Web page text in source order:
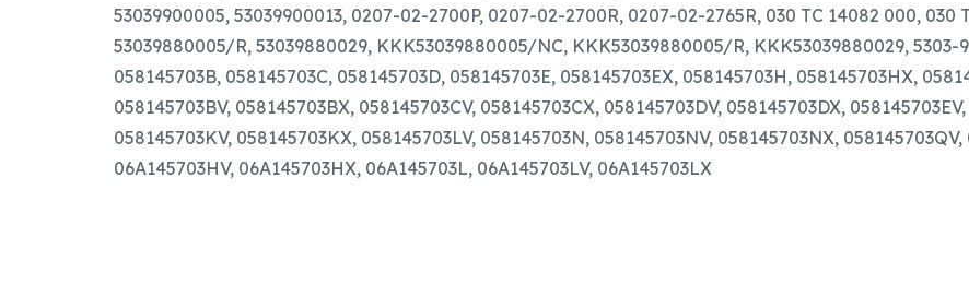
53039900005, 53039900013, 0207-02-2700P, 0207-02-2700R, 0207-02-2765R, 030 TC 14082 000, 030
53039880005/R, 53039880029, KKK53039880005/NC, KKK53039880005/R, KKK53039880029,
058145703B, 058145703C, 058145703D, 058145703E, 058145703EX, 058145703H, 058145703HX,
058145703BV, 058145703BX, 058145703CV, 058145703CX, 058145703DV, 058145703DX,
058145703KV, 058145703KX, 058145703LV, 058145703N, 058145703NV, 058145703NX,
06A145703HV, 06A145703HX, 06A145703L, 06A145703LV, 06A145703LX